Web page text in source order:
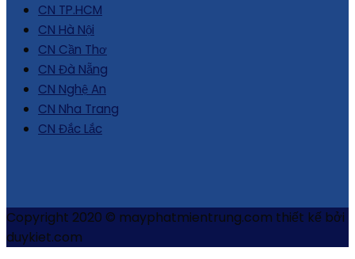
CN TP.HCM
CN Hà Nội
CN Cần Thơ
CN Đà Nẵng
CN Nghệ An
CN Nha Trang
CN Đắc Lắc
Copyright 2020 © mayphatmientrung.com thiết kế bởi
duykiet.com